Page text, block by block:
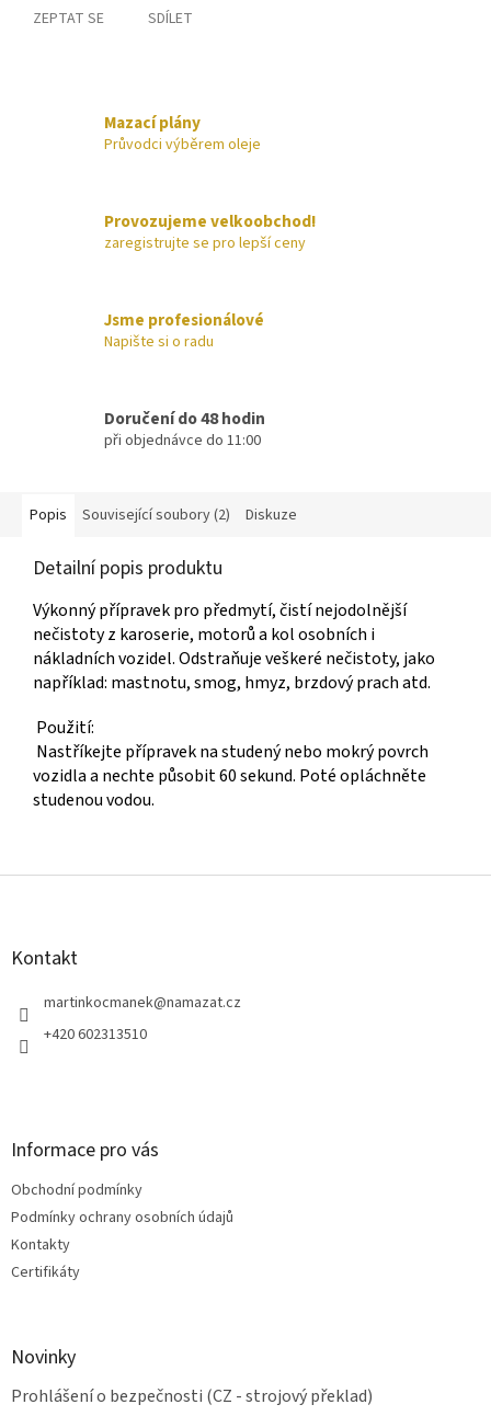
ZEPTAT SE SDÍLET
Mazací plány
Průvodci výběrem oleje
Provozujeme velkoobchod!
zaregistrujte se pro lepší ceny
Jsme profesionálové
Napište si o radu
Doručení do 48 hodin
při objednávce do 11:00
Popis Související soubory (2) Diskuze
Detailní popis produktu
Výkonný přípravek pro předmytí, čistí nejodolnější
nečistoty z karoserie, motorů a kol osobních i
nákladních vozidel. Odstraňuje veškeré nečistoty, jako
například: mastnotu, smog, hmyz, brzdový prach atd.
Použití:
Nastříkejte přípravek na studený nebo mokrý povrch
vozidla a nechte působit 60 sekund. Poté opláchněte
studenou vodou.
Z
Kontakt
martinkocmanek@namazat.cz
+420 602313510
Informace pro vás
Obchodní podmínky
Podmínky ochrany osobních údajů
Kontakty
Certifikáty
Novinky
Prohlášení o bezpečnosti (CZ - strojový překlad)